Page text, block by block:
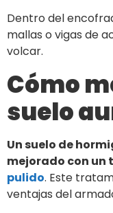
Dentro del
mallas o vigas de
volcar.
Cómo
suelo
Un suelo de
mejorado con
pulido. Este
ventajas del